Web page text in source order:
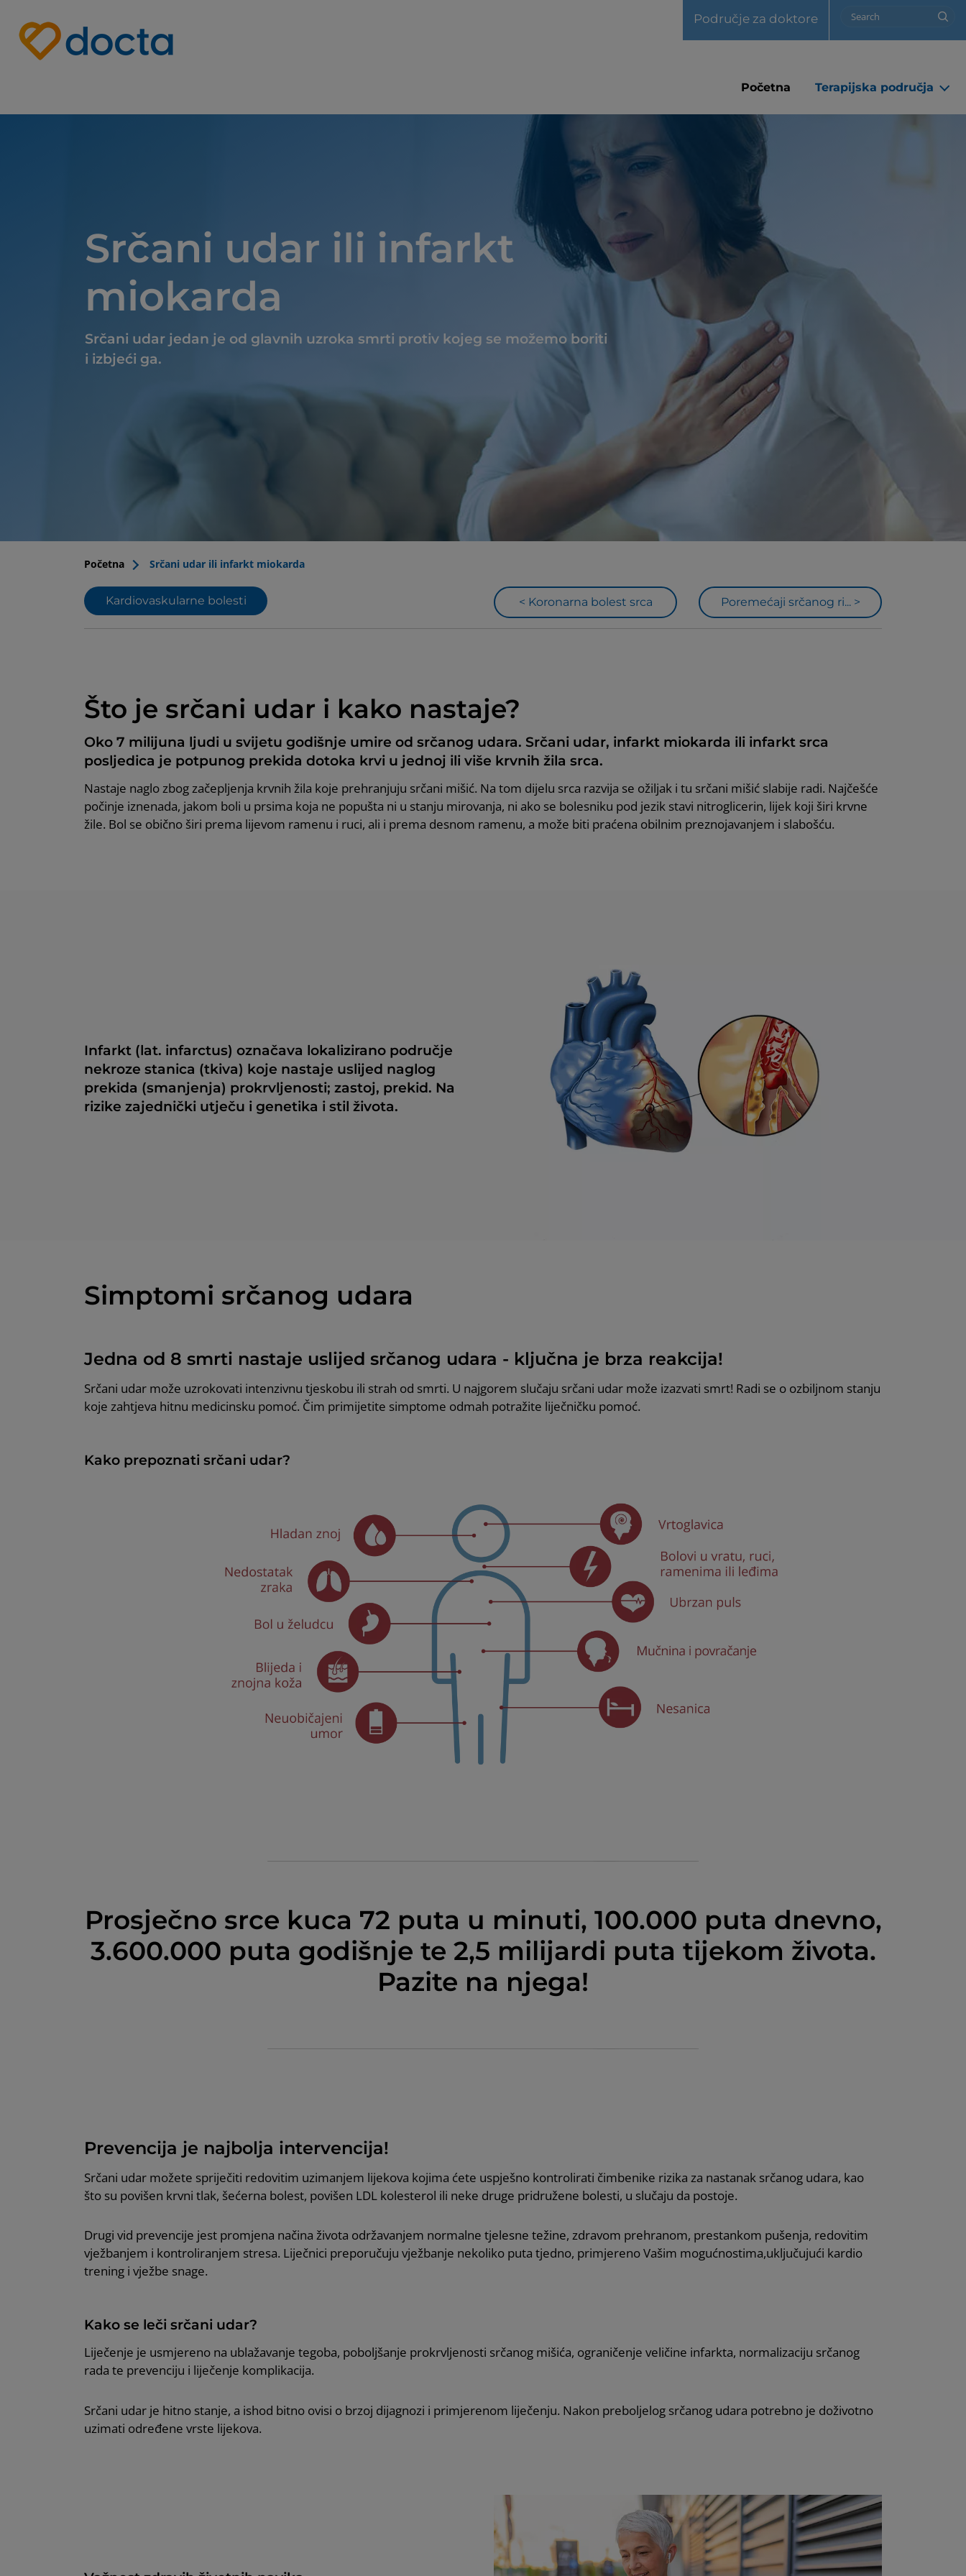
Site Logo
Područje za doktore Search
Početna Terapijska područja
Srčani udar ili infarkt
miokarda
Srčani udar jedan je od glavnih uzroka smrti protiv kojeg se možemo boriti
i izbjeći ga.
Početna Srčani udar ili infarkt miokarda
Kardiovaskularne bolesti < Koronarna bolest srca Poremećaji srčanog ri... >
Što je srčani udar i kako nastaje?
Oko 7 milijuna ljudi u svijetu godišnje umire od srčanog udara. Srčani udar, infarkt miokarda ili infarkt srca
posljedica je potpunog prekida dotoka krvi u jednoj ili više krvnih žila srca.
Nastaje naglo zbog začepljenja krvnih žila koje prehranjuju srčani mišić. Na tom dijelu srca razvija se ožiljak i tu srčani mišić slabije radi. Najčešće
počinje iznenada, jakom boli u prsima koja ne popušta ni u stanju mirovanja, ni ako se bolesniku pod jezik stavi nitroglicerin, lijek koji širi krvne
žile. Bol se obično širi prema lijevom ramenu i ruci, ali i prema desnom ramenu, a može biti praćena obilnim preznojavanjem i slabošću.
Infarkt (lat. infarctus) označava lokalizirano područje
nekroze stanica (tkiva) koje nastaje uslijed naglog
prekida (smanjenja) prokrvljenosti; zastoj, prekid. Na
rizike zajednički utječu i genetika i stil života.
Simptomi srčanog udara
Jedna od 8 smrti nastaje uslijed srčanog udara - ključna je brza reakcija!
Srčani udar može uzrokovati intenzivnu tjeskobu ili strah od smrti. U najgorem slučaju srčani udar može izazvati smrt! Radi se o ozbiljnom stanju
koje zahtjeva hitnu medicinsku pomoć. Čim primijetite simptome odmah potražite liječničku pomoć.
Kako prepoznati srčani udar?
Prosječno srce kuca 72 puta u minuti, 100.000 puta dnevno,
3.600.000 puta godišnje te 2,5 milijardi puta tijekom života.
Pazite na njega!
Prevencija je najbolja intervencija!
Srčani udar možete spriječiti redovitim uzimanjem lijekova kojima ćete uspješno kontrolirati čimbenike rizika za nastanak srčanog udara, kao
što su povišen krvni tlak, šećerna bolest, povišen LDL kolesterol ili neke druge pridružene bolesti, u slučaju da postoje.
Drugi vid prevencije jest promjena načina života održavanjem normalne tjelesne težine, zdravom prehranom, prestankom pušenja, redovitim
vježbanjem i kontroliranjem stresa. Liječnici preporučuju vježbanje nekoliko puta tjedno, primjereno Vašim mogućnostima,uključujući kardio
trening i vježbe snage.
Kako se leči srčani udar?
Liječenje je usmjereno na ublažavanje tegoba, poboljšanje prokrvljenosti srčanog mišića, ograničenje veličine infarkta, normalizaciju srčanog
rada te prevenciju i liječenje komplikacija.
Srčani udar je hitno stanje, a ishod bitno ovisi o brzoj dijagnozi i primjerenom liječenju. Nakon preboljelog srčanog udara potrebno je doživotno
uzimati određene vrste lijekova.